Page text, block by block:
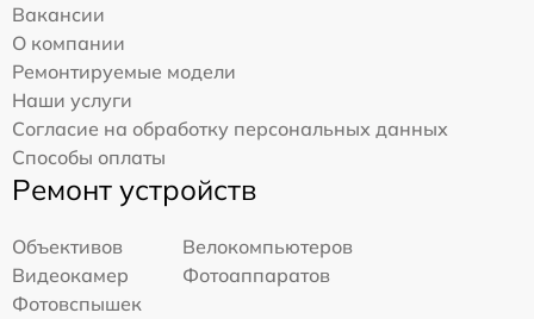
Вакансии
О компании
Ремонтируемые модели
Наши услуги
Согласие на обработку персональных данных
Способы оплаты
Ремонт устройств
Объективов
Велокомпьютеров
Видеокамер
Фотоаппаратов
Фотовспышек